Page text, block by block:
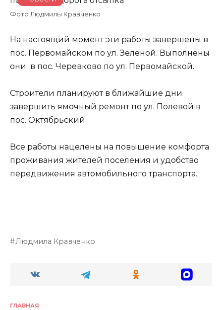
Фото Людмилы Кравченко
На настоящий момент эти работы завершены в
пос. Первомайском по ул. Зеленой. Выполнены
они в пос. Черевково по ул. Первомайской.
Строители планируют в ближайшие дни
завершить ямочный ремонт по ул. Полевой в
пос. Октябрьский.
Все работы нацелены на повышение комфорта
проживания жителей поселения и удобство
передвижения автомобильного транспорта.
Людмила Кравченко
ГЛАВНАЯ